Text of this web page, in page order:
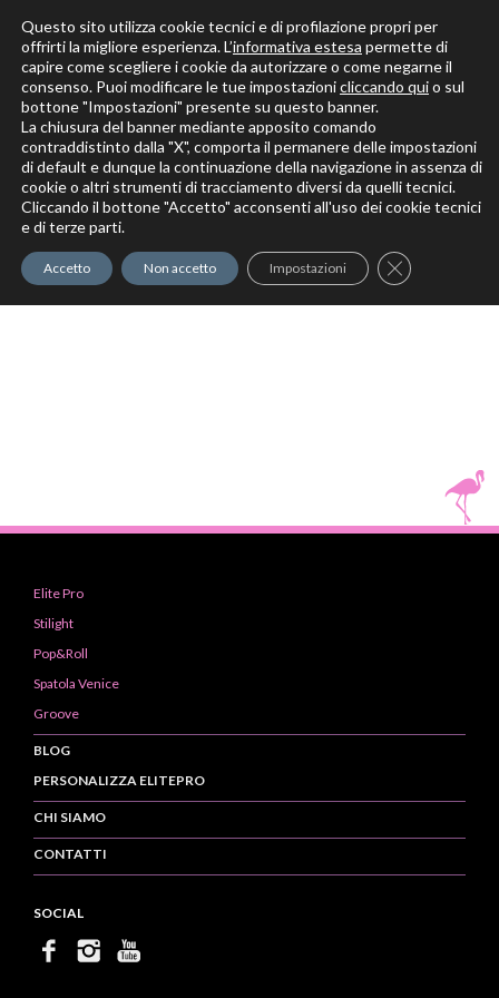
Solo per veri decoratori
Elite Pro
Elite Pro
Stilight
Pop&Roll
Spatola Venice
Groove
BLOG
PERSONALIZZA ELITEPRO
CHI SIAMO
CONTATTI
SOCIAL
Questo sito utilizza cookie tecnici e di profilazione propri per
offrirti la migliore esperienza. L’informativa estesa permette di
capire come scegliere i cookie da autorizzare o come negarne il
consenso. Puoi modificare le tue impostazionicliccando quio sul
bottone "Impostazioni" presente su questo banner.
La chiusura del banner mediante apposito comando
contraddistinto dalla "X", comporta il permanere delle impostazioni
di default e dunque la continuazione della navigazione in assenza di
cookie o altri strumenti di tracciamento diversi da quelli tecnici.
Cliccando il bottone "Accetto" acconsenti all'uso dei cookie tecnici
e di terze parti.
Accetto Non accetto Impostazioni Close GDPR